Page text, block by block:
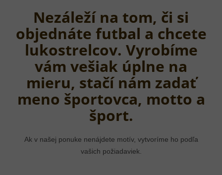
Nezáleží na tom, či si
objednáte futbal a chcete
lukostrelcov. Vyrobíme
vám vešiak úplne na
mieru, stačí nám zadať
meno športovca, motto a
šport.
Ak v našej ponuke nenájdete motív, vytvoríme ho podľa
vašich požiadaviek.